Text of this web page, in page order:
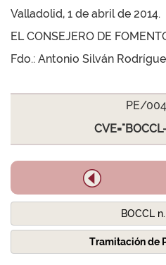
Valladolid, 1 de abril de 2014.
EL CONSEJERO DE
Fdo.: Antonio Silván
PE/
BOCCL
Tramitación de